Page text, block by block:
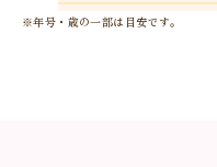
※年号・歳の一部は目安です。